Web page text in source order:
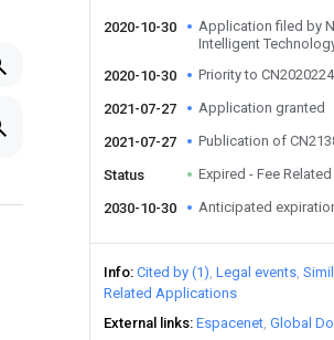
2020-10-30
Application filed by
Intelligent
2020-10-30
Priority to
2021-07-27 Application granted
2021-07-27 Publication of
Status Expired - Fee Related
2030-10-30 Anticipated
Info Cited by (1) Legal events
Related Applications
External links Espacenet Global